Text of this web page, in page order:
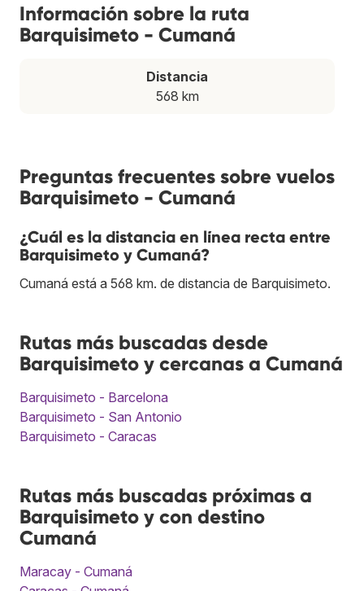
Información sobre la ruta
Barquisimeto - Cumaná
Distancia
568 km
Preguntas frecuentes sobre vuelos
Barquisimeto - Cumaná
¿Cuál es la distancia en línea recta entre
Barquisimeto y Cumaná?
Cumaná está a 568 km. de distancia de Barquisimeto.
Rutas más buscadas desde
Barquisimeto y cercanas a Cumaná
Barquisimeto - Barcelona
Barquisimeto - San Antonio
Barquisimeto - Caracas
Rutas más buscadas próximas a
Barquisimeto y con destino
Cumaná
Maracay - Cumaná